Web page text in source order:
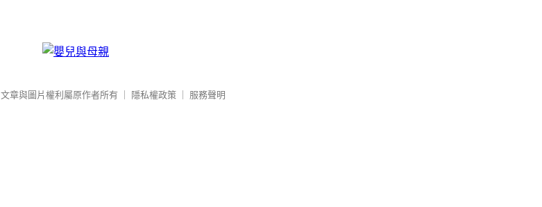
文章與圖片權利屬原作者所有 隱私權政策 服務聲明